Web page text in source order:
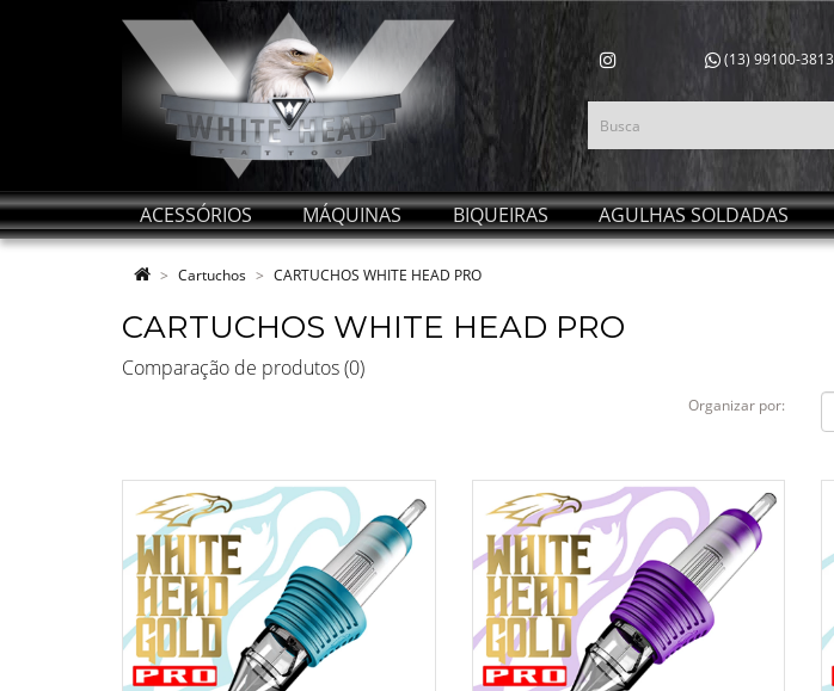
(13) 99100-3813
ACESSÓRIOS MÁQUINAS BIQUEIRAS AGULHAS SOLDADAS
Cartuchos CARTUCHOS WHITE HEAD PRO
CARTUCHOS WHITE HEAD PRO
Comparação de produtos (0)
Organizar por: